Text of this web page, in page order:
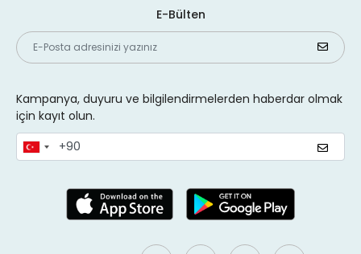
E-Bülten
Kampanya, duyuru ve bilgilendirmelerden haberdar olmak
için kayıt olun.